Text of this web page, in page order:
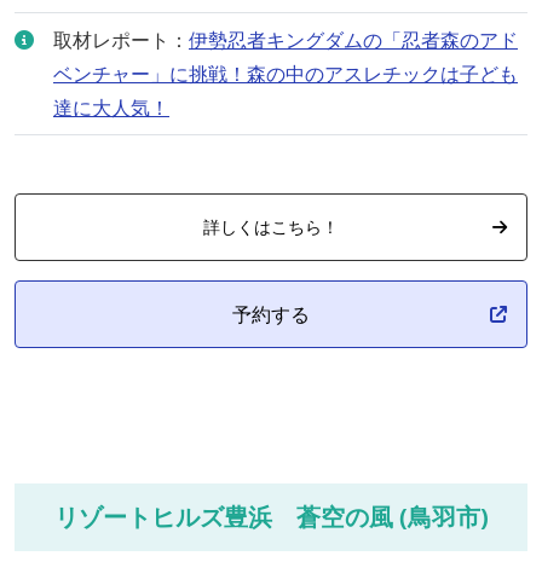
取材レポート： 伊勢忍者キングダムの「忍者森のアド
ベンチャー」に挑戦！森の中のアスレチックは子ども
達に大人気！
詳しくはこちら！
予約する
リゾートヒルズ豊浜 蒼空の風 (鳥羽市)